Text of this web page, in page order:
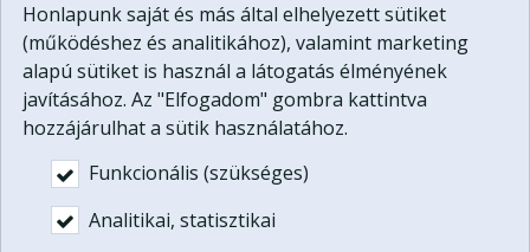
Címkék
élményajándék(1)
élményajándék karácsonyra(1)
karácsonyi ajándék(0)
offroad túra
terepjáró élményvezetés(1)
Honlapunk saját és más által elhelyezett sütiket
(működéshez és analitikához), valamint marketing
alapú sütiket is használ a látogatás élményének
javításához. Az "Elfogadom" gombra kattintva
hozzájárulhat a sütik használatához.
Funkcionális (szükséges)
Analitikai, statisztikai